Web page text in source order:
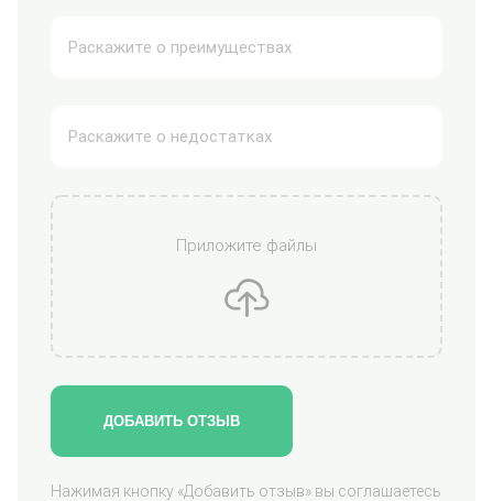
Приложите файлы
ДОБАВИТЬ ОТЗЫВ
Нажимая кнопку «Добавить отзыв» вы соглашаетесь